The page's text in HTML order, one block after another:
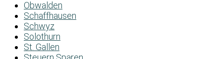
Obwalden
Schaffhausen
Schwyz
Solothurn
St. Gallen